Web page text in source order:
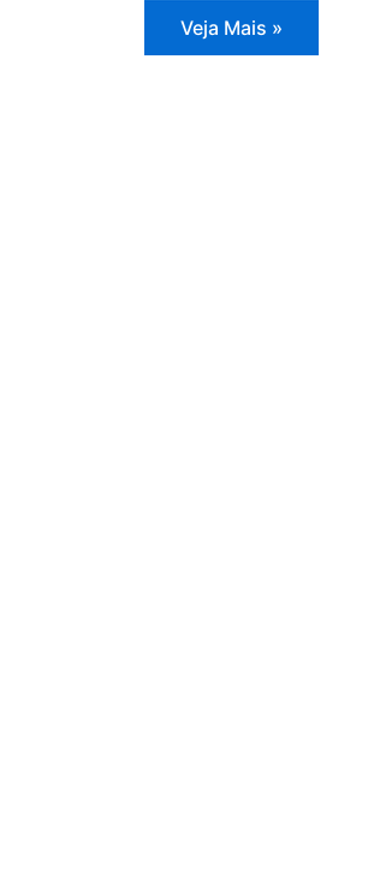
Assistência
Técnica
Veja Mais »